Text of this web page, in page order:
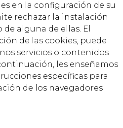
en la configuración de su
rechazar la instalación
alguna de ellas. El
de las cookies, puede
servicios o contenidos
les enseñamos
específicas para
de los navegadores